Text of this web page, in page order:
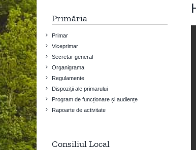
Primăria
Primar
Viceprimar
Secretar general
Organigrama
Regulamente
Dispoziții ale primarului
Program de funcționare și audiențe
Rapoarte de activitate
Consiliul Local